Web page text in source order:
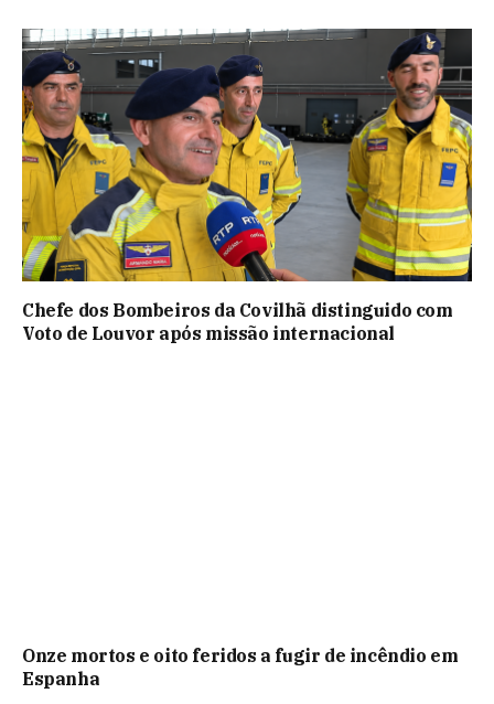
Chefe dos Bombeiros da Covilhã distinguido com
Voto de Louvor após missão internacional
Onze mortos e oito feridos a fugir de incêndio em
Espanha